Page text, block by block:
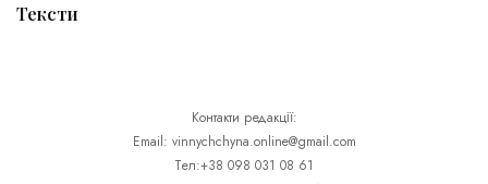
Тексти
Контакти редакції:
Email: vinnychchyna.online@gmail.com
Тел:+38 098 031 08 61